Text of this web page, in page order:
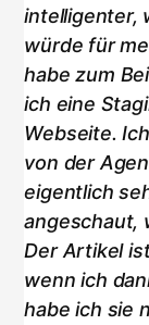
intelligenter,
würde für
habe zum
ich eine
Webseite.
von der
eigentlich
angeschaut,
Der Artikel
wenn ich
habe ich sie